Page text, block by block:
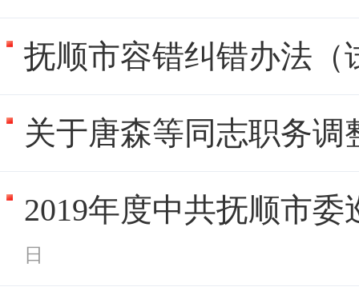
抚顺市容错纠错办法（
关于唐森等同志职务调
2019年度中共抚顺市
日